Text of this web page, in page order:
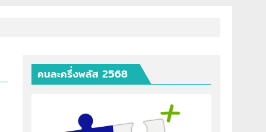
คนละครึ่งพลัส 2568